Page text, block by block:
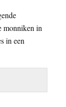
monniken in
in een